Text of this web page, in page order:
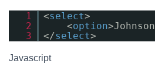
1 <select>
2
<option
3
</select>
Javascript